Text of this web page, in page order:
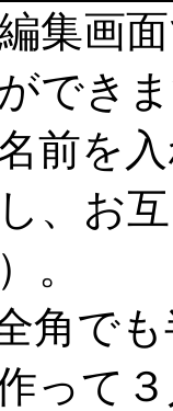
集画
でき
前を
、お
。
角で
って